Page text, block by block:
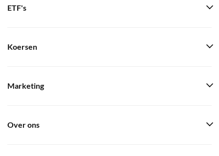
ETF's
Koersen
Marketing
Over ons